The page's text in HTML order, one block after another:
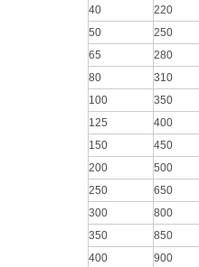
40
220
50
250
65
280
80
310
100
350
125
400
150
450
200
500
250
650
300
800
350
850
400
900